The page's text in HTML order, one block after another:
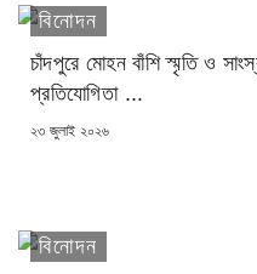
বিনোদন
চাঁদপুরে মোহন বাঁশি স্মৃতি ও
প্রতিযোগিতা ...
POSTED
২৩ জুলাই ২০২৬
বিনোদন